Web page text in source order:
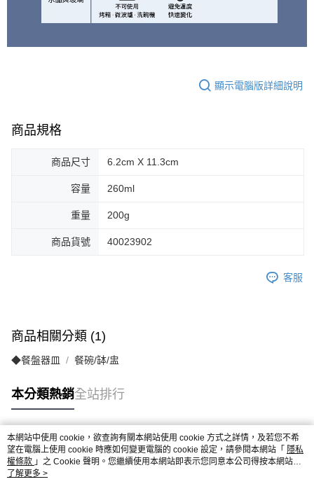
顯示電腦版詳細說明
商品規格
商品尺寸 6.2cm X 11.3cm
容量 260ml
重量 200g
商品貨號 40023902
客服
商品相關分類 (1)
◆餐盤器皿 餐碗/缽/盅
本分類熱銷全站排行
熱門標籤
本網站中使用 cookie，欲查詢有關本網站使用 cookie 方式之詳情，及若您不希
望在電腦上使用 cookie 時應如何變更電腦的 cookie 設定，請參閱本網站「 隱私
權條款 」之 Cookie 聲明。您繼續使用本網站即表示您同意本公司得按本網站使
用條款之 Cookie 聲明使用 cookie。
了解更多 >